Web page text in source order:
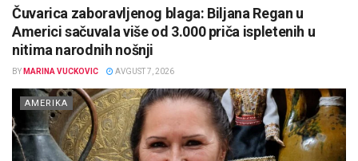
Čuvarica zaboravljenog blaga: Biljana Regan u
Americi sačuvala više od 3.000 priča ispletenih u
nitima narodnih nošnji
BY MARINA VUCKOVIC AVGUST 7, 2026
AMERIKA